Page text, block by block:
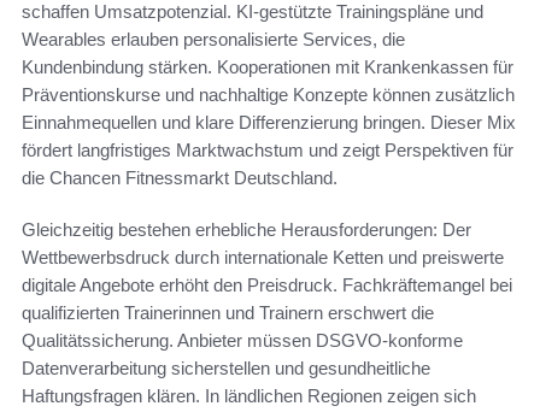
schaffen Umsatzpotenzial. KI-gestützte Trainingspläne und
Wearables erlauben personalisierte Services, die
Kundenbindung stärken. Kooperationen mit Krankenkassen für
Präventionskurse und nachhaltige Konzepte können zusätzlich
Einnahmequellen und klare Differenzierung bringen. Dieser Mix
fördert langfristiges Marktwachstum und zeigt Perspektiven für
die Chancen Fitnessmarkt Deutschland.
Gleichzeitig bestehen erhebliche Herausforderungen: Der
Wettbewerbsdruck durch internationale Ketten und preiswerte
digitale Angebote erhöht den Preisdruck. Fachkräftemangel bei
qualifizierten Trainerinnen und Trainern erschwert die
Qualitätssicherung. Anbieter müssen DSGVO-konforme
Datenverarbeitung sicherstellen und gesundheitliche
Haftungsfragen klären. In ländlichen Regionen zeigen sich